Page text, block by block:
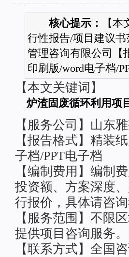
核心提示：
【
行性报告/项目建议
管理咨询有限公司【
印刷版/word电子档/
【本文关键词】
炉渣固废循环利用项
【服务公司】山东
【报告格式】精装
子档/PPT电子档
【编制费用】编制
投资额、方案深度
行报价，具体请咨
【服务范围】不限
提供项目咨询服务。
【联系方式】全国